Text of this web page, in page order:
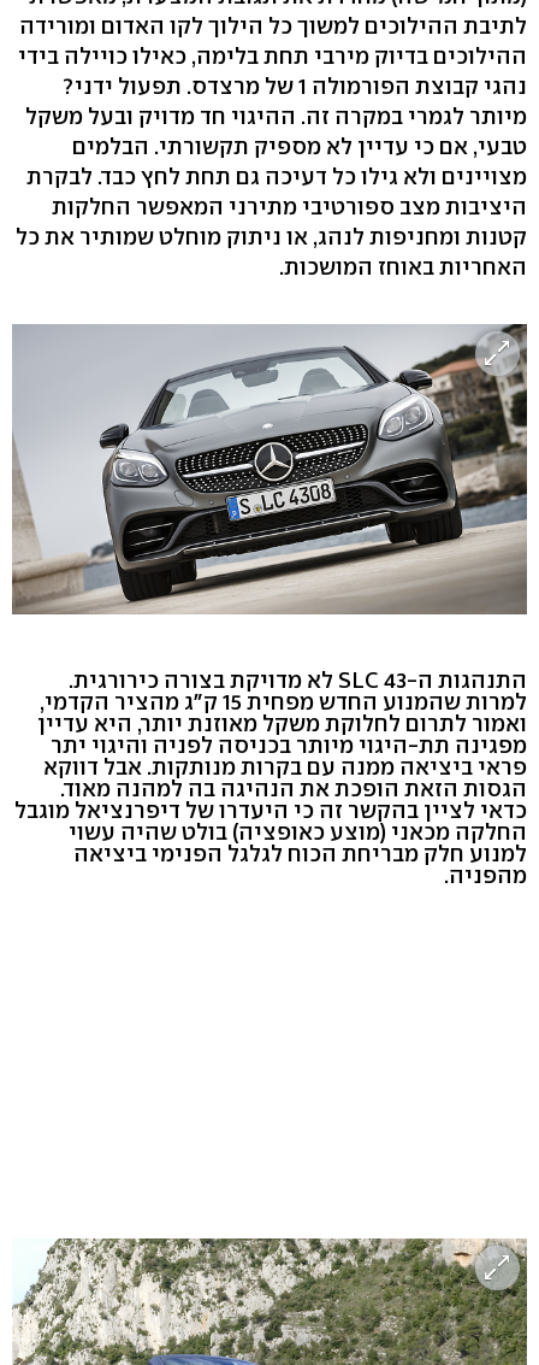
לתיבת ההילוכים למשוך כל הילוך לקו האדום ומורידה
ההילוכים בדיוק מירבי תחת בלימה, כאילו כויילה בידי
נהגי קבוצת הפורמולה 1 של מרצדס. תפעול ידני?
מיותר לגמרי במקרה זה. ההיגוי חד מדויק ובעל משקל
טבעי, אם כי עדיין לא מספיק תקשורתי. הבלמים
מצויינים ולא גילו כל דעיכה גם תחת לחץ כבד. לבקרת
היציבות מצב ספורטיבי מתירני המאפשר החלקות
קטנות ומחניפות לנהג, או ניתוק מוחלט שמותיר את כל
האחריות באוחז המושכות.
התנהגות ה-SLC 43 לא מדויקת בצורה כירורגית.
למרות שהמנוע החדש מפחית 15 ק"ג מהציר הקדמי,
ואמור לתרום לחלוקת משקל מאוזנת יותר, היא עדיין
מפגינה תת-היגוי מיותר בכניסה לפניה והיגוי יתר
פראי ביציאה ממנה עם בקרות מנותקות. אבל דווקא
הגסות הזאת הופכת את הנהיגה בה למהנה מאוד.
כדאי לציין בהקשר זה כי היעדרו של דיפרנציאל מוגבל
החלקה מכאני (מוצע כאופציה) בולט שהיה עשוי
למנוע חלק מבריחת הכוח לגלגל הפנימי ביציאה
מהפניה.